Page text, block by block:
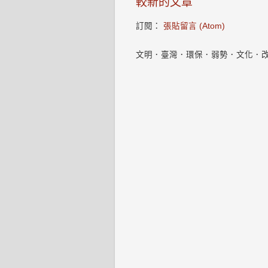
訂閱： 張貼留言 (Atom)
文明．臺灣．環保．弱勢．文化．